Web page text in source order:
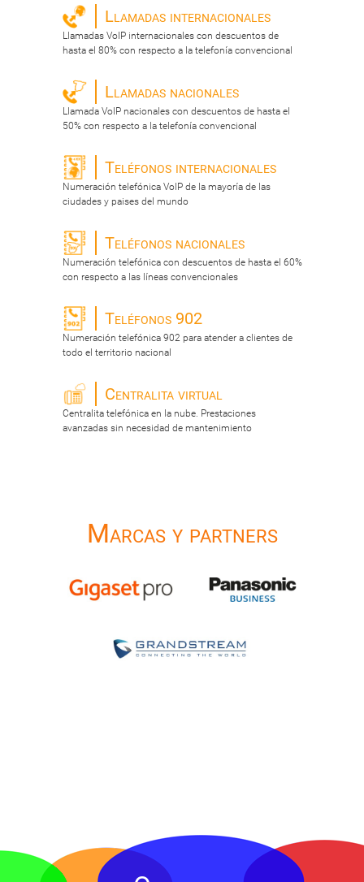
Llamadas internacionales
Llamadas VoIP internacionales con descuentos de
hasta el 80% con respecto a la telefonía convencional
Llamadas nacionales
Llamada VoIP nacionales con descuentos de hasta el
50% con respecto a la telefonía convencional
Teléfonos internacionales
Numeración telefónica VoIP de la mayoría de las
ciudades y paises del mundo
Teléfonos nacionales
Numeración telefónica con descuentos de hasta el 60%
con respecto a las líneas convencionales
Teléfonos 902
Numeración telefónica 902 para atender a clientes de
todo el territorio nacional
Centralita virtual
Centralita telefónica en la nube. Prestaciones
avanzadas sin necesidad de mantenimiento
Marcas y partners